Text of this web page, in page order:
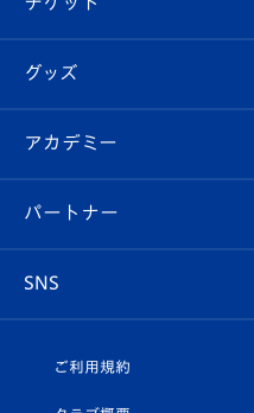
チケット
イベント
メディア
ホームタウン
エンブレム紹介
スタッフプロフィール
マスコット紹介
はじめての観戦ガイド
Revive Team
ヴィヴィくんの長崎おもて
フォトギャラリー
スタジアムグルメ
チケット
V-LOVERS（ファンクラブ
プレイヤーズスイート
グッズ
オンラインショップ
店舗情報
アカデミー
育成からのお知らせ
U-18
パートナー
SNS
ヴィヴィくんインスタグラ
ご利用規約